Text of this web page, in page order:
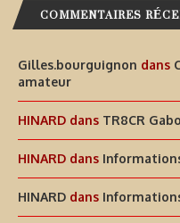
COMMENTAIRES
Gilles.bourguignon dans
amateur
HINARD dans TR8CR
HINARD dans
HINARD dans